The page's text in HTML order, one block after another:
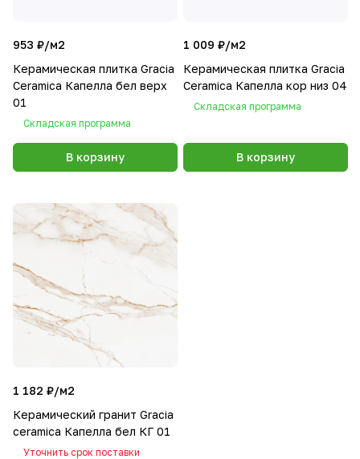
953 ₽/м2
Керамическая плитка Gracia
Ceramica Капелла бел верх
01
Складская программа
В корзину
1 009 ₽/м2
Керамическая плитка Gracia
Ceramica Капелла кор низ 04
Складская программа
В корзину
1 182 ₽/м2
Керамический гранит Gracia
ceramica Капелла бел КГ 01
Уточнить срок поставки